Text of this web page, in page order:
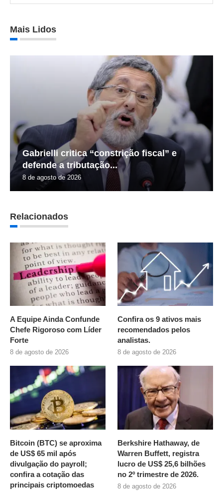
Mais Lidos
Gabrielli critica “constrição fiscal” e
defende a tributação...
8 de agosto de 2026
Relacionados
A Equipe Ainda Confunde
Chefe Rigoroso com Líder
Forte
8 de agosto de 2026
Confira os 9 ativos mais
recomendados pelos
analistas.
8 de agosto de 2026
Bitcoin (BTC) se aproxima
de US$ 65 mil após
divulgação do payroll;
confira a cotação das
principais criptomoedas
Berkshire Hathaway, de
Warren Buffett, registra
lucro de US$ 25,6 bilhões
no 2º trimestre de 2026.
8 de agosto de 2026